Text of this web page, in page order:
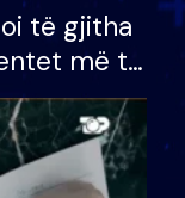
të gjitha
më të
Do më
kur…